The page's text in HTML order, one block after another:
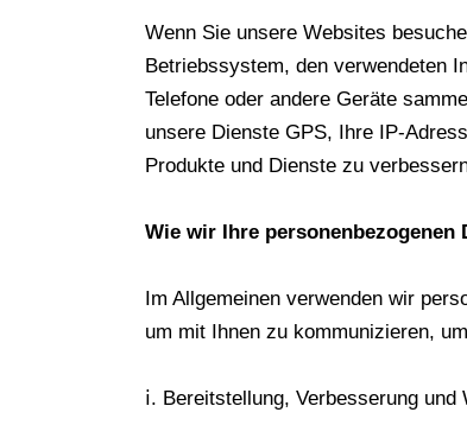
Wenn Sie unsere Websites
Betriebssystem, den verwendeten
Telefone oder andere Geräte
unsere Dienste GPS, Ihre IP-
Produkte und Dienste zu
Wie wir Ihre personenbezogenen
Im Allgemeinen verwenden wir
um mit Ihnen zu kommunizieren,
ⅰ. Bereitstellung, Verbesserung